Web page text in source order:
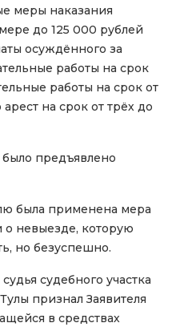
меры наказания
до 125 000 рублей
осуждённого за
работы на срок
работы на срок от
на срок от трёх до
было предъявлено
была применена мера
невыезде, которую
но безуспешно.
судебного участка
признал Заявителя
в средствах